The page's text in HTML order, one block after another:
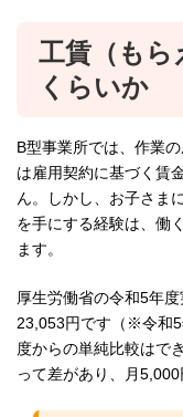
工賃（もら
くらいか
B型事業所では、作業
は雇用契約に基づく賃
ん。しかし、お子さま
を手にする経験は、働
ます。
厚生労働省の令和5年
23,053円です（※令和
度からの単純比較はで
って差があり、月